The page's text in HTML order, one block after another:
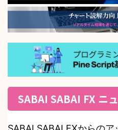
SABAI SABAI FX ニ